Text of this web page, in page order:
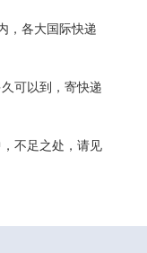
，各大国际快递
可以到，寄快递
不足之处，请见